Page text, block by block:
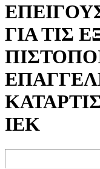
ΓΙΑ ΤΙΣ
ΙΕΚ